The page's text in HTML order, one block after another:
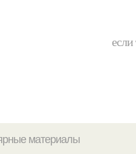
материалы